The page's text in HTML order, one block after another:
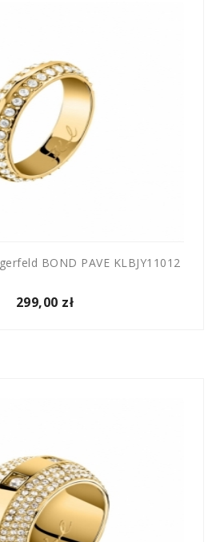
BOND PAVE KLBJY11012
299,00 zł